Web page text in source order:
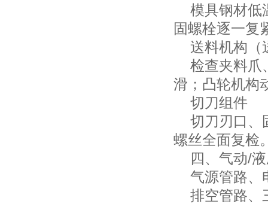
模具钢材低
固螺栓逐一复
送料机构（
检查夹料爪
滑；凸轮机构
切刀组件
切刀刃口、
螺丝全面复检
四、气动/液
气源管路、
排空管路、